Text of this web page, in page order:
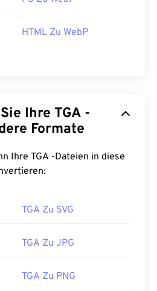
HTML Zu WebP
TGA -
Formate
in diese
TGA Zu SVG
TGA Zu JPG
TGA Zu PNG